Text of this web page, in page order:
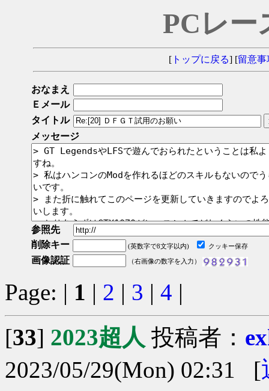
PCレー
[ トップに戻る] [留意事
おなまえ
Ｅメール
タイトル
メッセージ
参照先
削除キー
(英数字で8文字以内) クッキー保存
画像認証 （右画像の数字を入力）
Page: | 1 | 2 | 3 | 4 |
[33] 2023超人 投稿者：
2023/05/29(Mon) 02:31 [